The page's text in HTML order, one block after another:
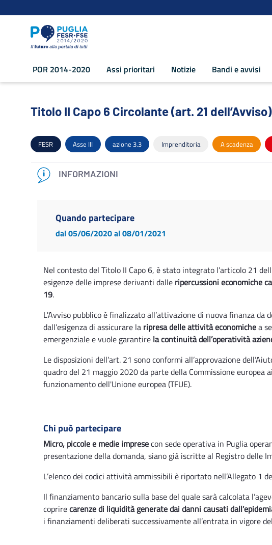
POR 2014-2020 Assi prioritari Notizie Bandi e avvisi
Titolo II Capo 6 Circolante (art. 21 dell’Avviso)
Titolo II Capo 6 Circolante (art. 21 dell’Avviso)
FESR Asse III azione 3.3 Imprenditoria A scadenza
INFORMAZIONI
Quando partecipare
dal 05/06/2020al 08/01/2021
Nel contesto del Titolo II Capo 6, è stato integrato l’articolo 21
esigenze delle imprese derivanti dalle ripercussioni economiche
19.
L'Avviso pubblico è finalizzato all’attivazione di nuova finanza
dall’esigenza di assicurare la ripresa delle attività economichea
emergenziale e vuole garantire la continuità dell’operatività
Le disposizioni dell’art. 21 sono conformi all’approvazione
quadro del 21 maggio 2020 da parte della Commissione europea
funzionamento dell'Unione europea (TFUE).
Chi può partecipare
Micro, piccole e medie impresecon sede operativa in Puglia
presentazione della domanda, siano già iscritte al Registro delle
L’elenco dei codici attività ammissibili è riportato nell’Allegato 1
Il finanziamento bancario sulla base del quale sarà calcolata
coprirecarenze di liquidità generate dai danni causati
i finanziamenti deliberati successivamente all’entrata in vigore